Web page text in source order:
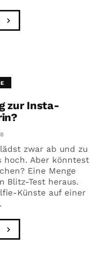
zur Insta-
zwar ab und zu
hoch. Aber könntest
Eine Menge
Blitz-Test heraus.
Künste auf einer